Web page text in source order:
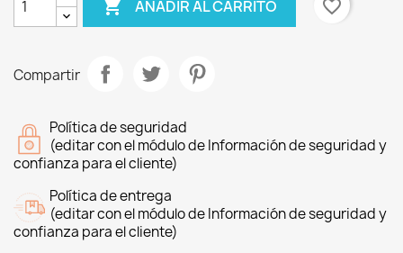
 AÑADIR AL CARRITO favorite_border
Compartir
Política de seguridad
(editar con el módulo de Información de seguridad y
confianza para el cliente)
Política de entrega
(editar con el módulo de Información de seguridad y
confianza para el cliente)